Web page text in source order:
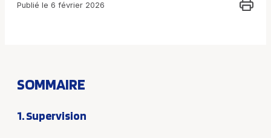
Publié le 6 février 2026
SOMMAIRE
1. Supervision